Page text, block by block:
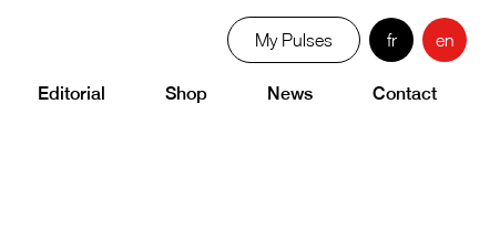
Editorial Shop News Contact
My Pulses fr en